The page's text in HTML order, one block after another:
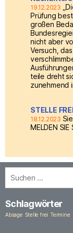
19.12.2023
Prüfung
großen
nicht aber
Versuch,
teile dreht
zunehmend
STELLE
18.12.2023
MELDEN SIE
Schlagwörter
Absage Stelle frei Termine